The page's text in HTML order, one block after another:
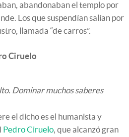
abandonaban el templo por
Los que suspendían salían por
llamada “de carros”.
Ciruelo
Dominar muchos saberes
el dicho es el humanista y
Pedro Ciruelo, que alcanzó gran